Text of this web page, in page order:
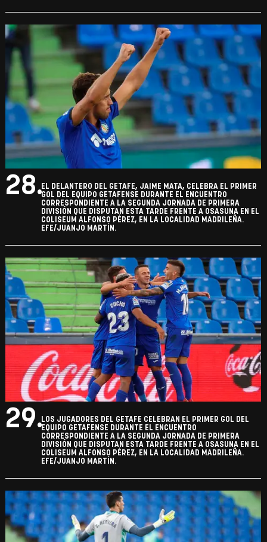
28.EL DELANTERO DEL GETAFE, JAIME MATA, CELEBRA EL PRIMER
GOL DEL EQUIPO GETAFENSE DURANTE EL ENCUENTRO
CORRESPONDIENTE A LA SEGUNDA JORNADA DE PRIMERA
DIVISIÓN QUE DISPUTAN ESTA TARDE FRENTE A OSASUNA EN EL
COLISEUM ALFONSO PÉREZ, EN LA LOCALIDAD MADRILEÑA.
EFE/JUANJO MARTÍN.
29.LOS JUGADORES DEL GETAFE CELEBRAN EL PRIMER GOL DEL
EQUIPO GETAFENSE DURANTE EL ENCUENTRO
CORRESPONDIENTE A LA SEGUNDA JORNADA DE PRIMERA
DIVISIÓN QUE DISPUTAN ESTA TARDE FRENTE A OSASUNA EN EL
COLISEUM ALFONSO PÉREZ, EN LA LOCALIDAD MADRILEÑA.
EFE/JUANJO MARTÍN.